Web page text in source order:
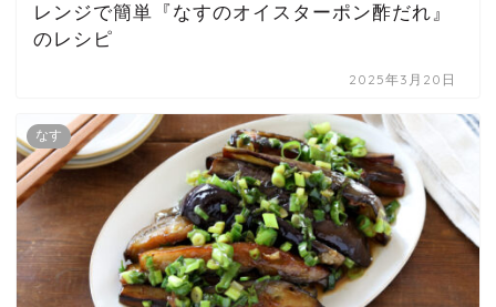
レンジで簡単『なすのオイスターポン酢だれ』
のレシピ
2025年3月20日
なす